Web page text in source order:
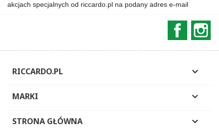
akcjach specjalnych od riccardo.pl na podany adres e-mail
RICCARDO.PL 
MARKI 
STRONA GŁÓWNA 